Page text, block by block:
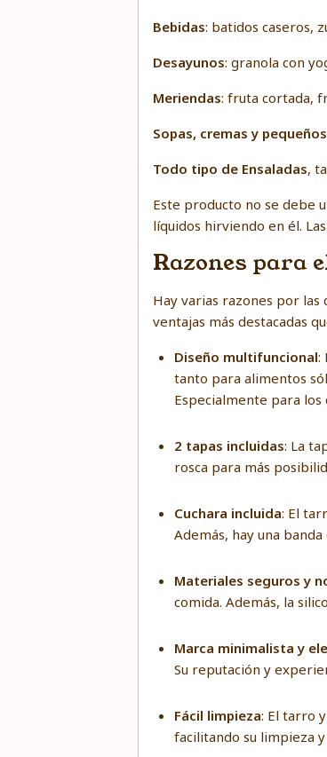
Bebidas: batidos caseros,
Desayunos: granola con
Meriendas: fruta cortada,
Sopas, cremas y
Todo tipo de Ensaladas,
Este producto no se debe
líquidos hirviendo en él.
Razones para
Hay varias razones por
ventajas más destacadas
Diseño multifuncional:
tanto para alimentos
Especialmente para los
2 tapas incluidas: La
rosca para más
Cuchara incluida: El
Además, hay una
Materiales seguros y
comida. Además, la
Marca minimalista y
Su reputación y
Fácil limpieza: El tarro
facilitando su limpieza y